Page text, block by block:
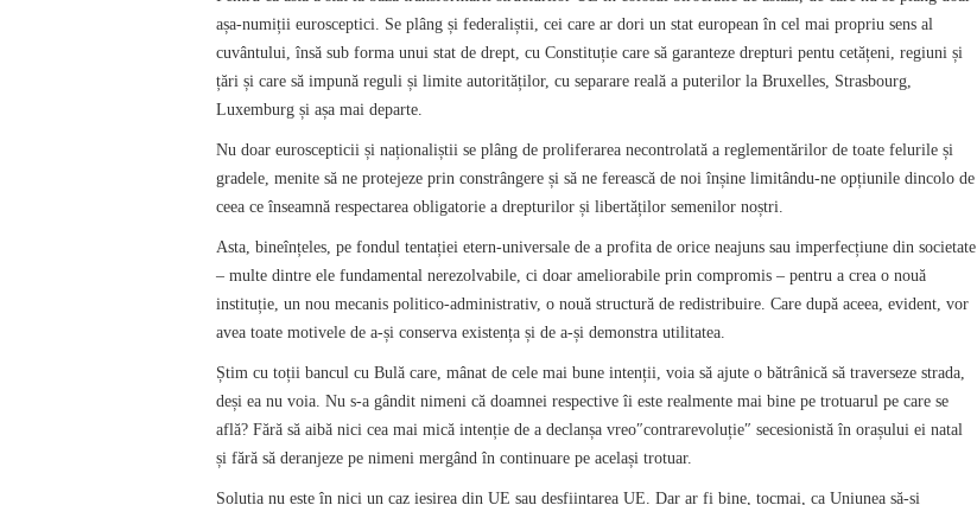
așa-numiții eurosceptici. Se plâng și federaliștii, cei care ar dori un stat european în cel mai propriu sens al
cuvântului, însă sub forma unui stat de drept, cu Constituție care să garanteze drepturi pentu cetățeni, regiuni și
țări și care să impună reguli și limite autorităților, cu separare reală a puterilor la Bruxelles, Strasbourg,
Luxemburg și așa mai departe.
Nu doar euroscepticii și naționaliștii se plâng de proliferarea necontrolată a reglementărilor de toate felurile și
gradele, menite să ne protejeze prin constrângere și să ne ferească de noi înșine limitându-ne opțiunile dincolo de
ceea ce înseamnă respectarea obligatorie a drepturilor și libertăților semenilor noștri.
Asta, bineînțeles, pe fondul tentației etern-universale de a profita de orice neajuns sau imperfecțiune din societate
– multe dintre ele fundamental nerezolvabile, ci doar ameliorabile prin compromis – pentru a crea o nouă
instituție, un nou mecanis politico-administrativ, o nouă structură de redistribuire. Care după aceea, evident, vor
avea toate motivele de a-și conserva existența și de a-și demonstra utilitatea.
Știm cu toții bancul cu Bulă care, mânat de cele mai bune intenții, voia să ajute o bătrânică să traverseze strada,
deși ea nu voia. Nu s-a gândit nimeni că doamnei respective îi este realmente mai bine pe trotuarul pe care se
află? Fără să aibă nici cea mai mică intenție de a declanșa vreo″contrarevoluție″ secesionistă în orașului ei natal
și fără să deranjeze pe nimeni mergând în continuare pe același trotuar.
Soluția nu este în nici un caz ieșirea din UE sau desființarea UE. Dar ar fi bine, tocmai, ca Uniunea să-și